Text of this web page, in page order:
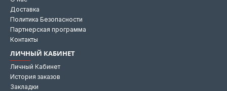
Доставка
Политика Безопасности
Партнерская программа
Контакты
ЛИЧНЫЙ КАБИНЕТ
Личный Кабинет
История заказов
Закладки